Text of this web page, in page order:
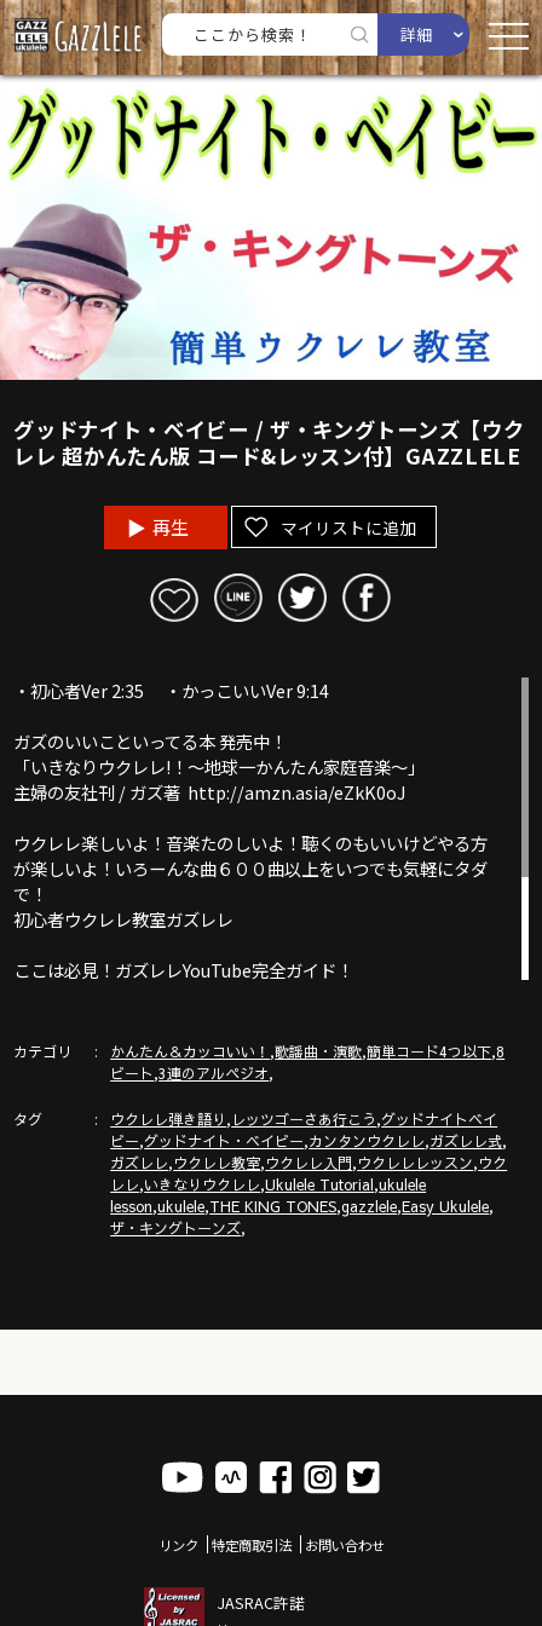
詳細
グッドナイト・ベイビー / ザ・キングトーンズ【ウク
レレ 超かんたん版 コード&レッスン付】GAZZLELE
再生 マイリストに追加
・初心者Ver 2:35 ・かっこいいVer 9:14
ガズのいいこといってる本 発売中！
「いきなりウクレレ!！〜地球一かんたん家庭音楽〜」
主婦の友社刊 / ガズ著 http://amzn.asia/eZkK0oJ
ウクレレ楽しいよ！音楽たのしいよ！聴くのもいいけどやる方
が楽しいよ！いろーんな曲６００曲以上をいつでも気軽にタダ
で！
初心者ウクレレ教室ガズレレ
ここは必見！ガズレレYouTube完全ガイド！
http://www.gazzlele.com/
カテゴリ かんたん＆カッコいい！ ,歌謡曲・演歌,簡単コード4つ以下,8
ビート,3連のアルペジオ,
タグ ウクレレ弾き語り , レッツゴーさあ行こう,グッドナイトベイ
ビー,グッドナイト・ベイビー,カンタンウクレレ,ガズレレ式,
ガズレレ,ウクレレ教室,ウクレレ入門,ウクレレレッスン,ウク
レレ,いきなりウクレレ,Ukulele Tutorial,ukulele
lesson,ukulele,THE KING TONES,gazzlele,Easy Ukulele,
ザ・キングトーンズ,
リンク 特定商取引法 お問い合わせ
JASRAC許諾